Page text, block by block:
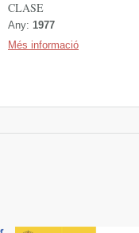
CLASE
Any: 1977
Més informació